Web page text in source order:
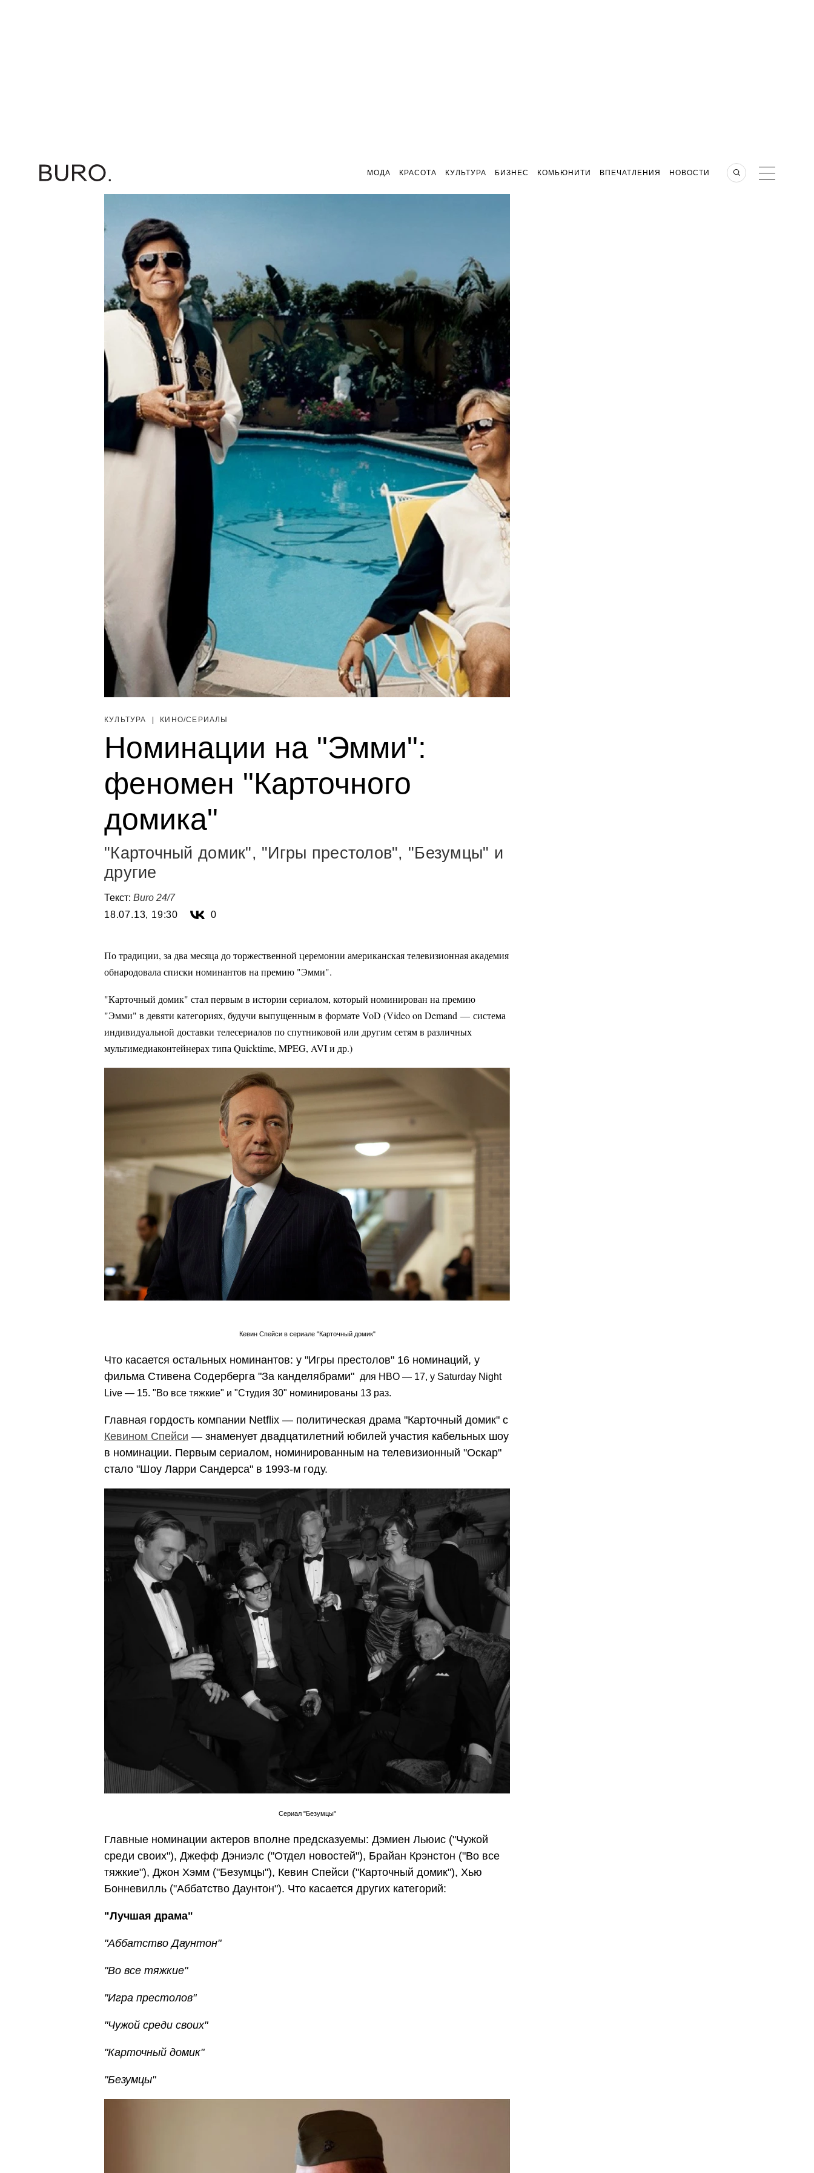
МОДА КРАСОТА КУЛЬТУРА БИЗНЕС КОМЬЮНИТИ ВПЕЧАТЛЕНИЯ НОВОСТИ
КУЛЬТУРА КИНО/СЕРИАЛЫ
Номинации на "Эмми":
феномен "Карточного
домика"
"Карточный домик", "Игры престолов", "Безумцы" и
другие
Текст: Buro 24/7
18.07.13, 19:30
0
По традиции, за два месяца до торжественной церемонии американская телевизионная академия
обнародовала списки номинантов на премию "Эмми".
"Карточный домик" стал первым в истории сериалом, который номинирован на премию
"Эмми" в девяти категориях, будучи выпущенным в формате VoD (Video on Demand — система
индивидуальной доставки телесериалов по спутниковой или другим сетям в различных
мультимедиаконтейнерах типа Quicktime, MPEG, AVI и др.)
Кевин Спейси в сериале "Карточный домик"
Что касается остальных номинантов: у "Игры престолов" 16 номинаций, у
фильма Стивена Содерберга "За канделябрами" для HBO — 17, у Saturday Night
Live — 15. "Во все тяжкие" и "Студия 30" номинированы 13 раз.
Главная гордость компании Netflix — политическая драма "Карточный домик" с
Кевином Спейси — знаменует двадцатилетний юбилей участия кабельных шоу
в номинации. Первым сериалом, номинированным на телевизионный "Оскар"
стало "Шоу Ларри Сандерса" в 1993-м году.
Сериал "Безумцы"
Главные номинации актеров вполне предсказуемы: Дэмиен Льюис ("Чужой
среди своих"), Джефф Дэниэлс ("Отдел новостей"), Брайан Крэнстон ("Во все
тяжкие"), Джон Хэмм ("Безумцы"), Кевин Спейси ("Карточный домик"), Хью
Бонневилль ("Аббатство Даунтон"). Что касается других категорий:
"Лучшая драма"
"Аббатство Даунтон"
"Во все тяжкие"
"Игра престолов"
"Чужой среди своих"
"Карточный домик"
"Безумцы"